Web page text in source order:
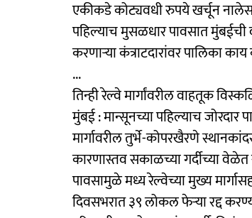
​एकीकडे कोट्यवधी रुपये खर्चून
पहिल्याच मुसळधार पावसात मुंबईची
करणाऱ्या कंत्राटदारांवर पालिका
...
तिन्ही रेल्वे मार्गांवरील वाहतूक
मुंबई : मान्सूनच्या पहिल्याच जोरदार
मार्गावरील तुर्भे-कोपरखैरणे
कारणास्तव सकाळच्या गर्दीच्या वेळेत
पावसामुळे मध्य रेल्वेच्या मुख्य
दिवसभरात ३९ लोकल फेऱ्या रद्द